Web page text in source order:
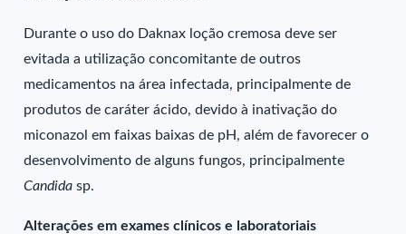
Durante o uso do Daknax loção cremosa deve ser
evitada a utilização concomitante de outros
medicamentos na área infectada, principalmente de
produtos de caráter ácido, devido à inativação do
miconazol em faixas baixas de pH, além de favorecer o
desenvolvimento de alguns fungos, principalmente
Candidasp.
Alterações em exames clínicos e laboratoriais